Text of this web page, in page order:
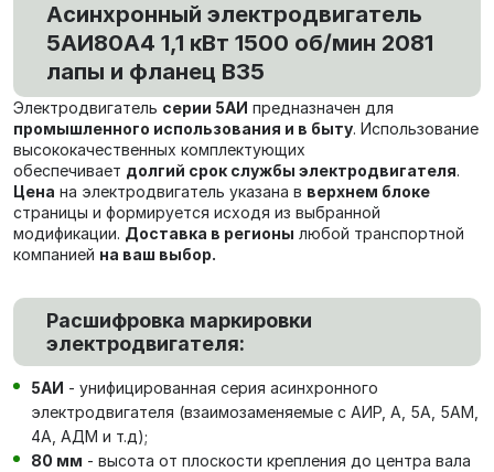
Асинхронный электродвигатель
5АИ80А4 1,1 кВт 1500 об/мин 2081
лапы и фланец В35
Электродвигатель серии 5АИ предназначен для
промышленного использования и в быту. Использование
высококачественных комплектующих
обеспечивает долгий срок службы электродвигателя.
Цена на электродвигатель указана в верхнем блоке
страницы и формируется исходя из выбранной
модификации. Доставка в регионы любой транспортной
компанией на ваш выбор.
Расшифровка маркировки
электродвигателя:
5АИ - унифицированная серия асинхронного
электродвигателя (взаимозаменяемые с АИР, А, 5А, 5АМ,
4А, АДМ и т.д);
80 мм - высота от плоскости крепления до центра вала